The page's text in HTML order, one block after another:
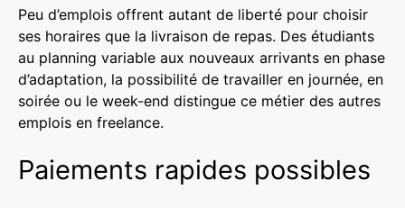
Peu d’emplois offrent autant de liberté pour choisir
ses horaires que la livraison de repas. Des étudiants
au planning variable aux nouveaux arrivants en phase
d’adaptation, la possibilité de travailler en journée, en
soirée ou le week-end distingue ce métier des autres
emplois en freelance.
Paiements rapides possibles